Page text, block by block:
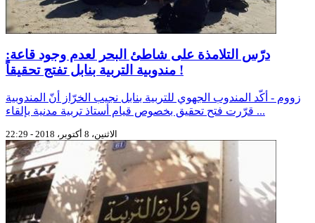
درّس التلامذة على شاطئ البحر لعدم وجود قاعة:
مندوبية التربية بنابل تفتج تحقيقاً !
زووم - أكّد المندوب الجهوي للتربية بنابل نجيب الخرّاز أنّ المندوبية
قرّرت فتح تحقيق بخصوص قيام أستاذ تربية مدنية بإلقاء ...
الاثنين، 8 أكتوبر، 2018 - 22:29